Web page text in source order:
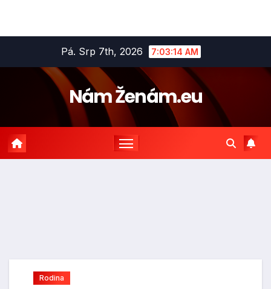
Pá. Srp 7th, 2026 7:03:15 AM
Nám Ženám.eu
Rodina